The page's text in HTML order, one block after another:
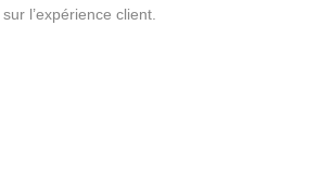
l’expérience client.